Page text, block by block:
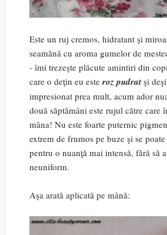
Este un ruj cremos, hidratant şi
seamănă cu aroma gumelor de
- îmi trezeşte plăcute amintiri din
care o deţin eu este roz pudrat şi
impresionat prea mult, acum ador
două săptămâni este rujul către care
mâna! Nu este foarte puternic
extrem de frumos pe buze şi se
pentru o nuanţă mai intensă, fără să
neuniform.
Aşa arată aplicată pe mână: